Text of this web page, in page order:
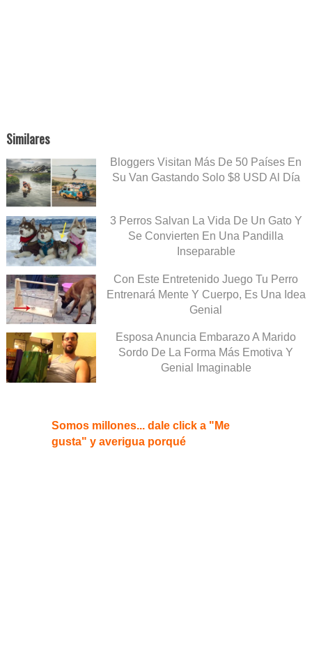
Similares
Bloggers Visitan Más De 50 Países En
Su Van Gastando Solo $8 USD Al Día
3 Perros Salvan La Vida De Un Gato Y
Se Convierten En Una Pandilla
Inseparable
Con Este Entretenido Juego Tu Perro
Entrenará Mente Y Cuerpo, Es Una Idea
Genial
Esposa Anuncia Embarazo A Marido
Sordo De La Forma Más Emotiva Y
Genial Imaginable
Somos millones... dale click a "Me
gusta" y averigua porqué